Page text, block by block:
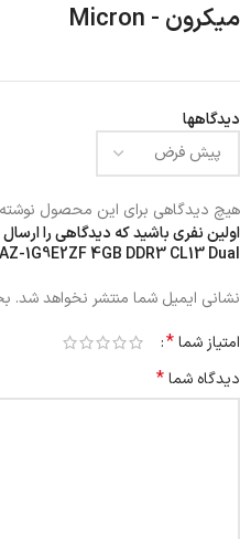
میکرون - Micron
دیدگاهها
هیچ دیدگاهی برای این محصول
اولین نفری باشید که دیدگاهی را
1G9E2ZF 4GB DDR3 CL13 Dual”
نشانی ایمیل شما منتشر نخواهد شد.
امتیاز شما*
دیدگاه شما*